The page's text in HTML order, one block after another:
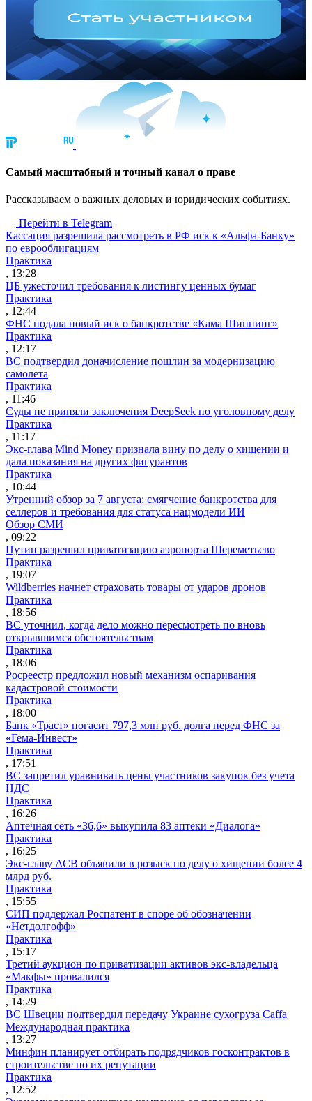
Cамый масштабный и точный канал о праве
Рассказываем о важных деловых и юридических событиях.
Перейти в Telegram
Кассация разрешила рассмотреть в РФ иск к «Альфа-Банку»
по еврооблигациям
Практика
, 13:28
ЦБ ужесточил требования к листингу ценных бумаг
Практика
, 12:44
ФНС подала новый иск о банкротстве «Кама Шиппинг»
Практика
, 12:17
ВС подтвердил доначисление пошлин за модернизацию
самолета
Практика
, 11:46
Суды не приняли заключения DeepSeek по уголовному делу
Практика
, 11:17
Экс-глава Mind Money признала вину по делу о хищении и
дала показания на других фигурантов
Практика
, 10:44
Утренний обзор за 7 августа: смягчение банкротства для
селлеров и требования для статуса нацмодели ИИ
Обзор СМИ
, 09:22
Путин разрешил приватизацию аэропорта Шереметьево
Практика
, 19:07
Wildberries начнет страховать товары от ударов дронов
Практика
, 18:56
ВС уточнил, когда дело можно пересмотреть по вновь
открывшимся обстоятельствам
Практика
, 18:06
Росреестр предложил новый механизм оспаривания
кадастровой стоимости
Практика
, 18:00
Банк «Траст» погасит 797,3 млн руб. долга перед ФНС за
«Гема-Инвест»
Практика
, 17:51
ВС запретил уравнивать цены участников закупок без учета
НДС
Практика
, 16:26
Аптечная сеть «36,6» выкупила 83 аптеки «Диалога»
Практика
, 16:25
Экс-главу АСВ объявили в розыск по делу о хищении более 4
млрд руб.
Практика
, 15:55
СИП поддержал Роспатент в споре об обозначении
«Нетдолгофф»
Практика
, 15:17
Третий аукцион по приватизации активов экс-владельца
«Макфы» провалился
Практика
, 14:29
ВС Швеции подтвердил передачу Украине сухогруза Caffa
Международная практика
, 13:27
Минфин планирует отбирать подрядчиков госконтрактов в
строительстве по их репутации
Практика
, 12:52